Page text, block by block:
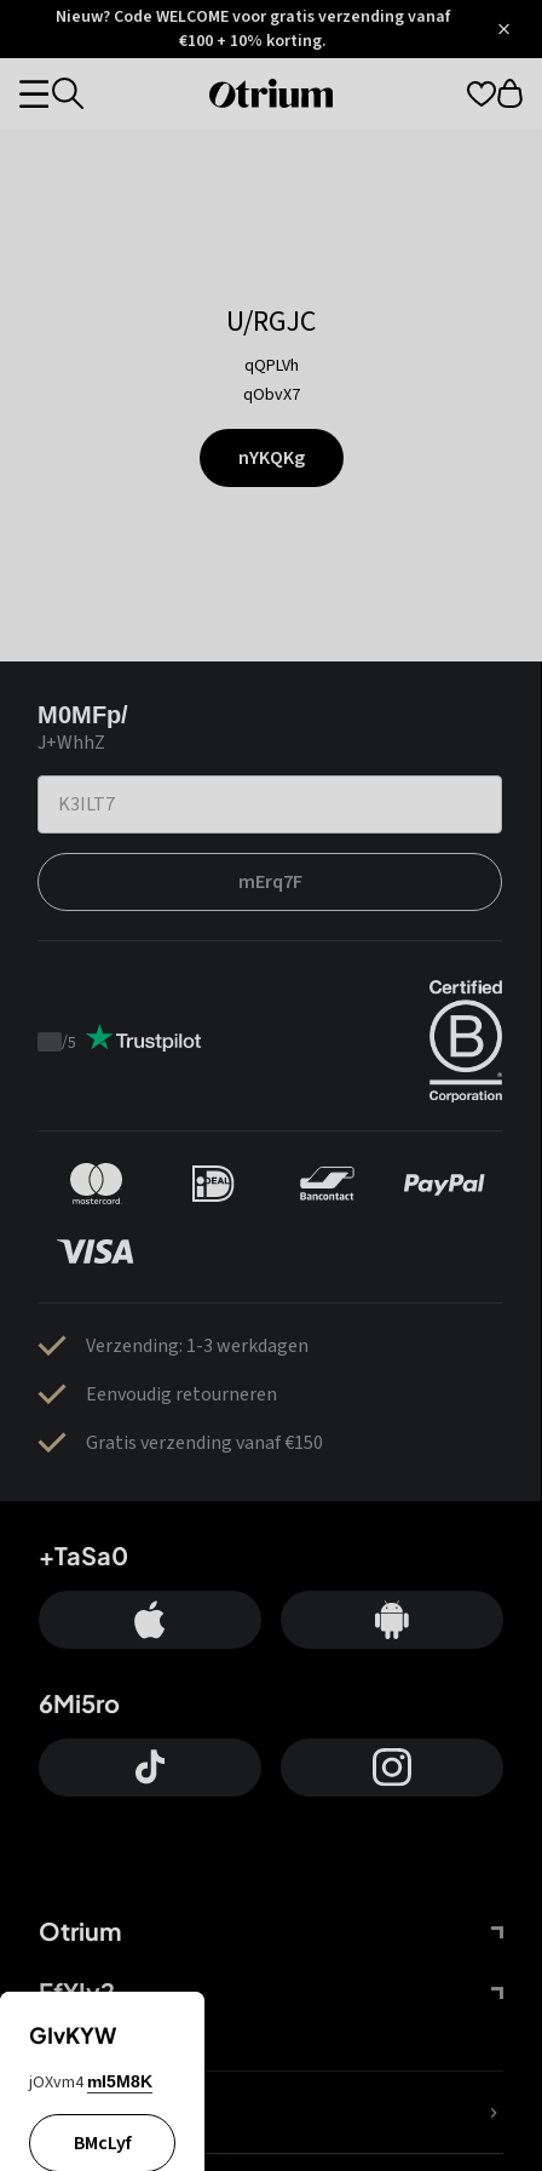
Otrium
Trustpilot
Nieuw? Code WELCOME voor gratis verzending vanaf
€100 + 10% korting.
Otrium
Categories
U/RGJC
qQPLVh
qObvX7
nYKQKg
M0MFp/
J+WhhZ
mErq7F
Trustpilot
/5
Verzending: 1-3 werkdagen
Eenvoudig retourneren
Gratis verzending vanaf €150
Otrium
FfYIy2
+TaSa0
6Mi5ro
ZbBJcb
GIvKYW
jOXvm4 mI5M8K
BMcLyf